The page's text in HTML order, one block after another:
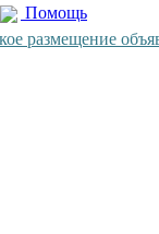
Помощь
размещение